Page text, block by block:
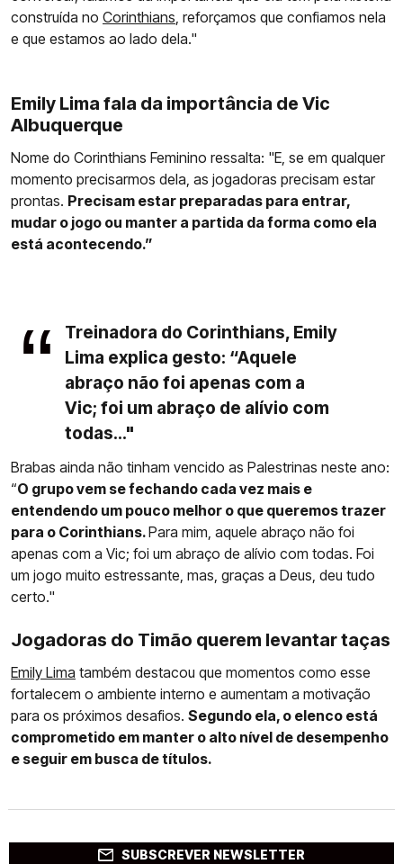
construída no Corinthians, reforçamos que confiamos nela
e que estamos ao lado dela."
Emily Lima fala da importância de Vic
Albuquerque
Nome do Corinthians Feminino ressalta: "E, se em qualquer
momento precisarmos dela, as jogadoras precisam estar
prontas. Precisam estar preparadas para entrar,
mudar o jogo ou manter a partida da forma como ela
está acontecendo.”
Treinadora do Corinthians, Emily
Lima explica gesto: “Aquele
abraço não foi apenas com a
Vic; foi um abraço de alívio com
todas..."
Brabas ainda não tinham vencido as Palestrinas neste ano:
“O grupo vem se fechando cada vez mais e
entendendo um pouco melhor o que queremos trazer
para o Corinthians.Para mim, aquele abraço não foi
apenas com a Vic; foi um abraço de alívio com todas. Foi
um jogo muito estressante, mas, graças a Deus, deu tudo
certo."
Jogadoras do Timão querem levantar taças
Emily Lima também destacou que momentos como esse
fortalecem o ambiente interno e aumentam a motivação
para os próximos desafios. Segundo ela, o elenco está
comprometido em manter o alto nível de desempenho
e seguir em busca de títulos.
SUBSCREVER NEWSLETTER